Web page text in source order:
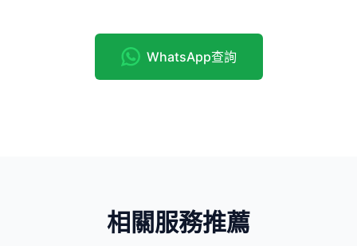
WhatsApp查詢
相關服務推薦